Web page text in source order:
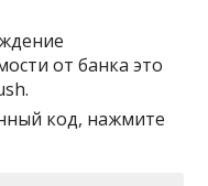
от банка это
код, нажмите